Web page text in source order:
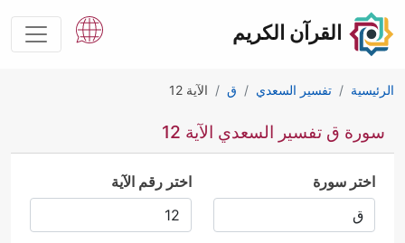
القرآن الكريم
الرئيسية تفسير السعدي ق الآية 12
سورة ق تفسير السعدي الآية 12
اختر سورة اختر رقم الآية